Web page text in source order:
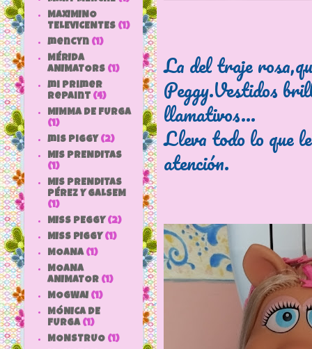
La del traje
Peggy.Vestidos
llamativos...
Lleva todo lo que
atención.
MAXIMINO
TELEVICENTES (1)
mencyn (1)
MÉRIDA
ANIMATORS (1)
mi primer
repaint (4)
MIMMA DE FURGA
(1)
mis piggy (2)
MIS PRENDITAS
(1)
MIS PRENDITAS
PÉREZ Y GALSEM
(1)
MISS PEGGY (2)
MISS PIGGY (1)
MOANA (1)
MOANA
ANIMATOR (1)
MOGWAI (1)
MÓNICA DE
FURGA (1)
MONSTRUO (1)